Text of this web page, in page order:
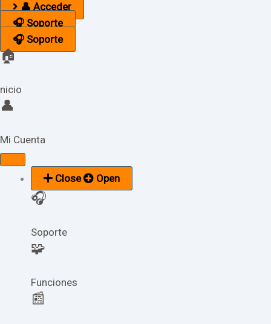
👤 Acceder
🎧 Soporte
🎧 Soporte
🏠
nicio
👤
Mi Cuenta
Close Open
🎧
Soporte
🧩
Funciones
📰